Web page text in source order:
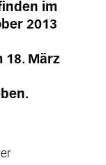
im
2013
18. März